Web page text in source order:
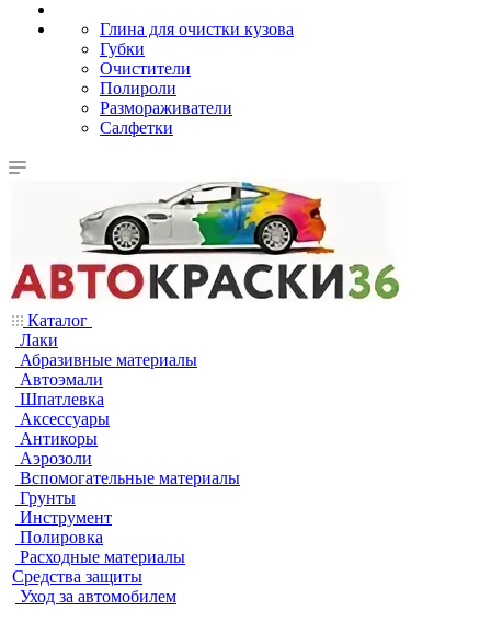
Глина для очистки кузова
Губки
Очистители
Полироли
Размораживатели
Салфетки
Каталог
Лаки
Абразивные материалы
Автоэмали
Шпатлевка
Аксессуары
Антикоры
Аэрозоли
Вспомогательные материалы
Грунты
Инструмент
Полировка
Расходные материалы
Средства защиты
Уход за автомобилем